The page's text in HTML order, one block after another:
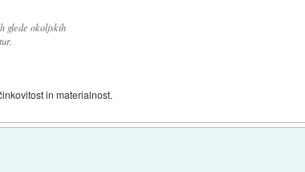
glede okoljskih
in materialnost.